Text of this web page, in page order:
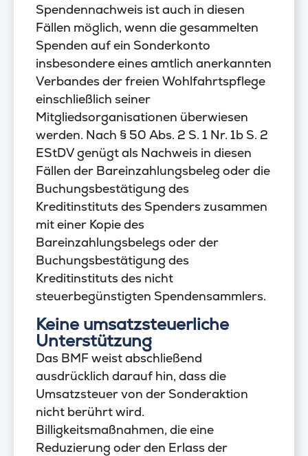
Spendennachweis ist auch in diesen
Fällen möglich, wenn die gesammelten
Spenden auf ein Sonderkonto
insbesondere eines amtlich anerkannten
Verbandes der freien Wohlfahrtspflege
einschließlich seiner
Mitgliedsorganisationen überwiesen
werden. Nach § 50 Abs. 2 S. 1 Nr. 1b S. 2
EStDV genügt als Nachweis in diesen
Fällen der Bareinzahlungsbeleg oder die
Buchungsbestätigung des
Kreditinstituts des Spenders zusammen
mit einer Kopie des
Bareinzahlungsbelegs oder der
Buchungsbestätigung des
Kreditinstituts des nicht
steuerbegünstigten Spendensammlers.
Keine umsatzsteuerliche
Unterstützung
Das BMF weist abschließend
ausdrücklich darauf hin, dass die
Umsatzsteuer von der Sonderaktion
nicht berührt wird.
Billigkeitsmaßnahmen, die eine
Reduzierung oder den Erlass der